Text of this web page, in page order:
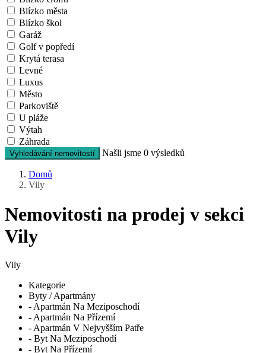
Blízko města
Blízko škol
Garáž
Golf v popředí
Krytá terasa
Levné
Luxus
Město
Parkoviště
U pláže
Výtah
Záhrada
Vyhledávání nemovitostí Našli jsme0 výsledků
Domů
Vily
Nemovitosti na prodej v sekci
Vily
Vily
Kategorie
Byty / Apartmány
- Apartmán Na Meziposchodí
- Apartmán Na Přízemí
- Apartmán V Nejvyšším Patře
- Byt Na Meziposchodí
- Byt Na Přízemí